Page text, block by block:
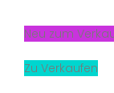
Neu zum
Zu Verkaufen